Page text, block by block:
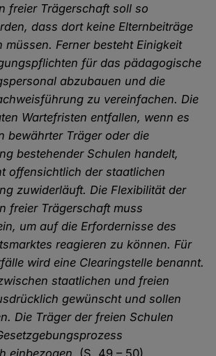
freier Trägerschaft soll so
dass dort keine Elternbei­träge
müssen. Ferner besteht Einigkeit
für das pädagogische
abzubauen und die
zu vereinfachen. Die
Wartefristen entfallen, wenn es
bewährter Träger oder die
bestehender Schulen handelt,
offensichtlich der staatlichen
zuwiderläuft. Die Flexibilität der
freier Träger­schaft muss
um auf die Erfordernisse des
reagie­ren zu können. Für
wird eine Clearingstelle benannt.
staatlichen und freien
gewünscht und sol­len
Die Träger der freien Schulen
einbe­zogen. (S. 49 – 50)